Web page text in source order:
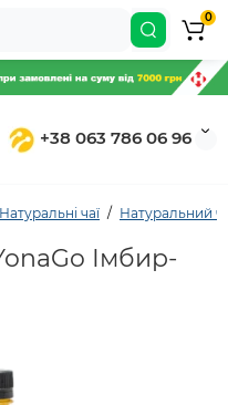
+38 063 786 06 96
0
Натуральні чаї Натуральний
Імбир-